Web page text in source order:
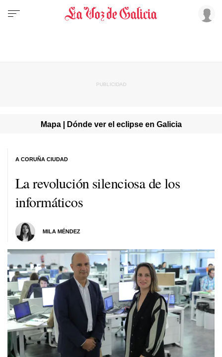
Mapa | Dónde ver el eclipse en Galicia
La revolución silenciosa de los
informáticos
MILA MÉNDEZ
A CORUÑA CIUDAD